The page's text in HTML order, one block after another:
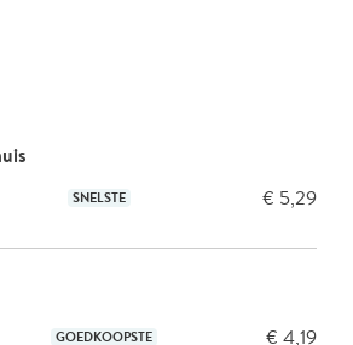
SNELSTE € 5,29
GOEDKOOPSTE € 4,19